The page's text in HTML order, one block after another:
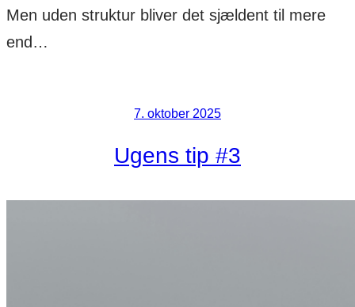
Men uden struktur bliver det sjældent til mere
end…
7. oktober 2025
Ugens tip #3